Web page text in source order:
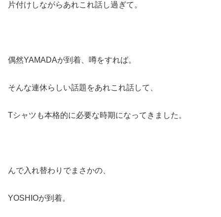
片付けしながらあれこれ話し過ぎて。
偶然YAMADAが到着、噂をすれば。
そんな連休らしい話題をあれこれ話して、
Tシャツも本格的に必要な時期になってきました。
んで入れ替わりでまさかの、
YOSHIOが到着。